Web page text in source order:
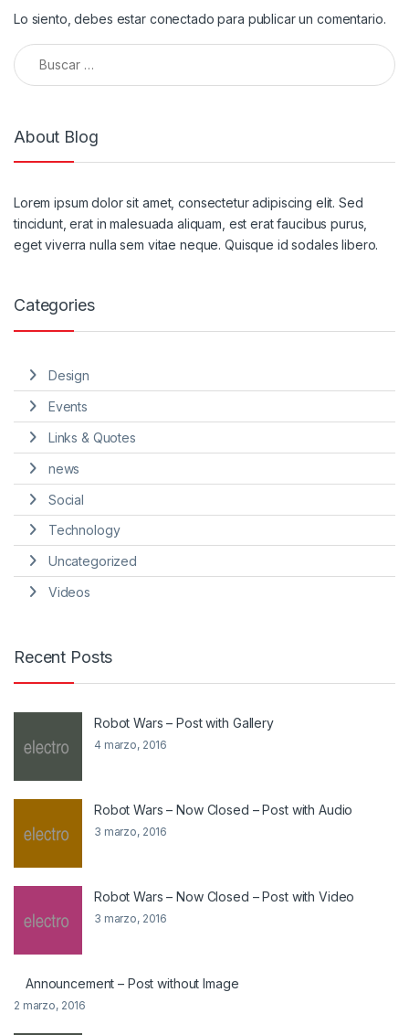
Lo siento, debes estar conectado para publicar un comentario.
Buscar:
About Blog
Lorem ipsum dolor sit amet, consectetur adipiscing elit. Sed
tincidunt, erat in malesuada aliquam, est erat faucibus purus,
eget viverra nulla sem vitae neque. Quisque id sodales libero.
Categories
Design
Events
Links & Quotes
news
Social
Technology
Uncategorized
Videos
Recent Posts
Robot Wars – Post with Gallery
4 marzo, 2016
Robot Wars – Now Closed – Post with Audio
3 marzo, 2016
Robot Wars – Now Closed – Post with Video
3 marzo, 2016
Announcement – Post without Image
2 marzo, 2016